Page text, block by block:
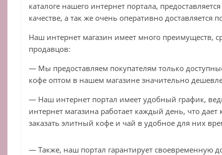
каталоге нашего интернет портала,
качестве, а так же очень оперативно доставляется
Наш интернет магазин имеет много преимуществ,
продавцов:
— Мы предоставляем покупателям только
кофе оптом в нашем магазине значительно
— Наш интернет портал имеет удобный график,
интернет магазина работает каждый день, что
заказать элитный кофе и чай в удобное для них
— Также, наш портал гарантирует своевременную